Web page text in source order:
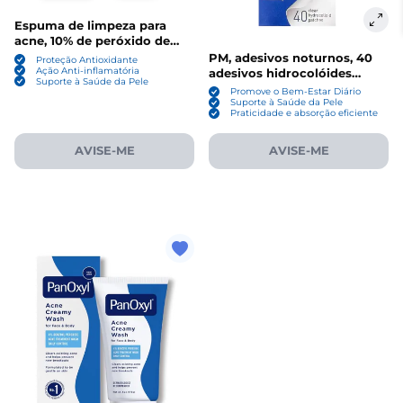
Espuma de limpeza para
acne, 10% de peróxido de
Benzoíla, 170g, PanOxyl
Proteção Antioxidante
Ação Anti-inflamatória
Suporte à Saúde da Pele
AVISE-ME
PM, adesivos noturnos, 40
adesivos hidrocolóides
transparentes, PanOxyl
Promove o Bem-Estar Diário
Suporte à Saúde da Pele
Praticidade e absorção eficiente
AVISE-ME